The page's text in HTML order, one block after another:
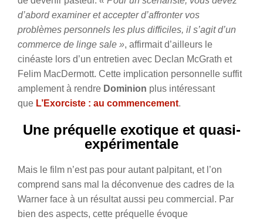
d’abord examiner et accepter d’affronter vos
problèmes personnels les plus difficiles, il s’agit d’un
commerce de linge sale », affirmait d’ailleurs le
cinéaste lors d’un entretien avec Declan McGrath et
Felim MacDermott. Cette implication personnelle suffit
amplement à rendre Dominion plus intéressant
que L’Exorciste : au commencement.
Une préquelle exotique et quasi-
expérimentale
Mais le film n’est pas pour autant palpitant, et l’on
comprend sans mal la déconvenue des cadres de la
Warner face à un résultat aussi peu commercial. Par
bien des aspects, cette préquelle évoque